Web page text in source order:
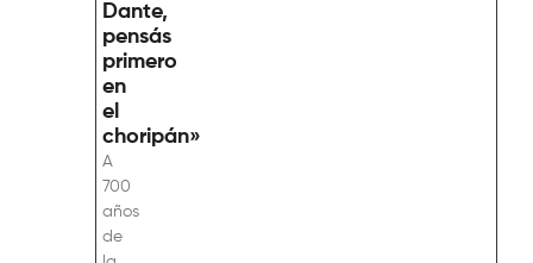
Dante,
pensás
primero
en
el
choripán»
A
700
años
de